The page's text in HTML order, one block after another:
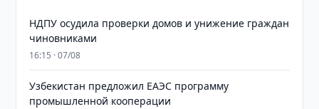
НДПУ осудила проверки домов и унижение граждан
чиновниками
16:15 · 07/08
Узбекистан предложил ЕАЭС программу
промышленной кооперации